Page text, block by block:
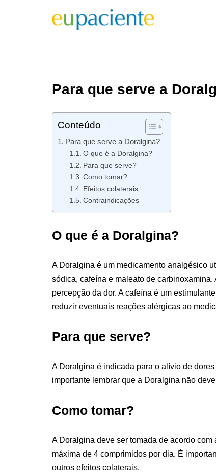
Para que serve a
Conteúdo
Para que serve a Doralgina?
O que é a Doralgina?
Para que serve?
Como tomar?
Efeitos colaterais
Contraindicações
O que é a Doralgina?
A Doralgina é um medicamento analgésico
sódica, cafeína e maleato de
percepção da dor. A cafeína é um
reduzir eventuais reações alérgicas ao
Para que serve?
A Doralgina é indicada para o alívio de
importante lembrar que a Doralgina não
Como tomar?
A Doralgina deve ser tomada de acordo
máxima de 4 comprimidos por dia. É
outros efeitos colaterais.